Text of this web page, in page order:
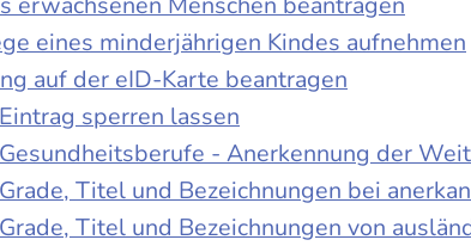
eines minderjährigen Kindes aufnehmen
auf der eID-Karte beantragen
sperren lassen
- Anerkennung der
Titel und Bezeichnungen bei
Titel und Bezeichnungen von